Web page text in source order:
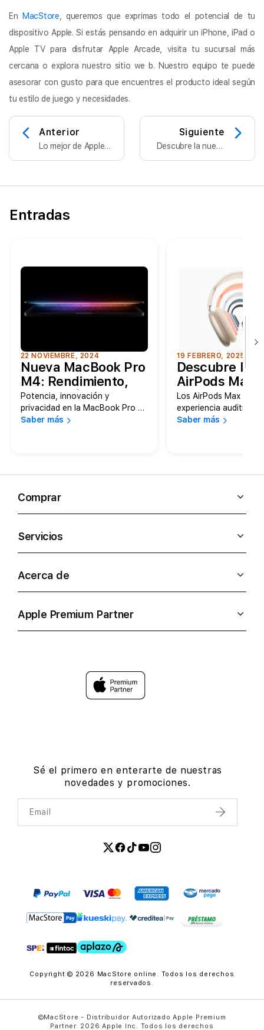
En MacStore , queremos que exprimas todo el potencial de tu
dispositivo Apple. Si estás pensando en adquirir un iPhone, iPad o
Apple TV para disfrutar Apple Arcade, visita tu sucursal más
cercana o explora nuestro sitio we b. Nuestro equipo te puede
asesorar con gusto para que encuentres el producto ideal según
tu estilo de juego y necesidades.
Anterior
Lo mejor de Apple
MacStore.
Siguiente
Descubre la nueva
todo Apple en un
Entradas
22 NOVIEMBRE, 2024
Nueva MacBook Pro
M4: Rendimiento,
Innovación y Apple
Intelligence
Potencia, innovación y
privacidad en la MacBook Pro La
nueva MacBook Pro ha llegado,
Saber más
19 FEBRERO, 2025
Descubre los
AirPods Max:
Sonido, Estilo
Tecnología de
Vanguardia
Los AirPods Max
experiencia auditiva
sonido de alta
Saber más
Comprar
Servicios
Acerca de
Apple Premium Partner
Sé el primero en enterarte de nuestras
novedades y promociones.
Email
Copyright © 2026 MacStore online. Todos los derechos
reservados.
©MacStore - Distribuidor Autorizado Apple Premium
Partner. 2026 Apple Inc. Todos los derechos